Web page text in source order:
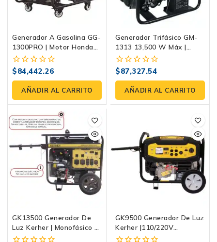
Generador A Gasolina GG-
1300PRO | Motor Honda
GX690
0
fuera
5
$84,442.26
AÑADIR AL CARRITO
Generador Trifásico GM-
1313 13,500 W Máx |
Oakland 127–240 V, 18
HP, 55 L, Arranque
Eléctrico
0
fuera
5
$87,327.54
AÑADIR AL CARRITO
GK13500 Generador De
Luz Kerher | Monofásico A
Gasolina
GK9500 Generador De Luz
Kerher |110/220V
Monofásico A Gasolina